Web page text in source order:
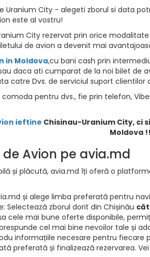
City - alegeti zborul si data
este al vostru!
City rezervat prin orice
de avion a devenit mai
in Moldova,cu bani cash prin
daca ati cumparat de la noi bilet
catre Dvs. de serviciul suport clientilor
pentru dvs., fie prin telefon,
ieftine Chisinau-Uranium City, ci
Moldova
de Avion pe avia.md
și plăcută, avia.md îți oferă o
și alege limba preferată pentru
Selectează zborul dorit din Chișinău
cele mai bune oferte disponibile,
cel mai bine nevoilor tale și
informațiile necesare pentru fiecare
preferată și finalizează rezervarea.